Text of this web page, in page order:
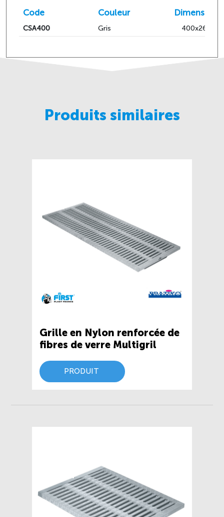
Code Couleur Dimensions
CSA400 Gris
Produits similaires
Grille en Nylon renforcée de
fibres de verre Multigril
PRODUIT